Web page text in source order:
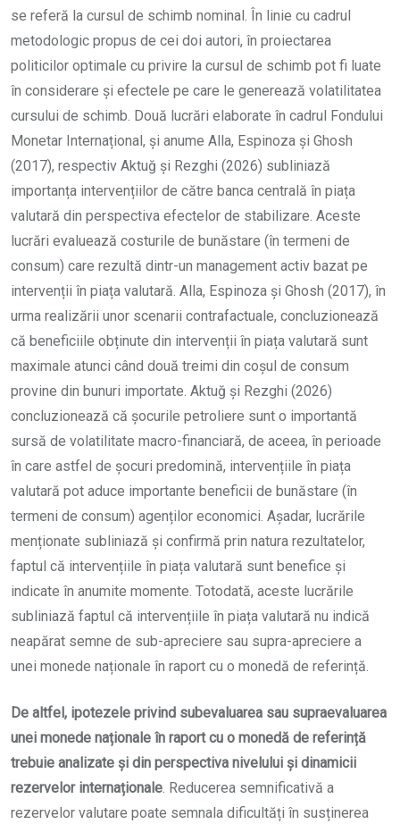
se referă la cursul de schimb nominal. În linie cu cadrul
metodologic propus de cei doi autori, în proiectarea
politicilor optimale cu privire la cursul de schimb pot fi luate
în considerare și efectele pe care le generează volatilitatea
cursului de schimb. Două lucrări elaborate în cadrul Fondului
Monetar Internațional, și anume Alla, Espinoza și Ghosh
(2017), respectiv Aktuğ și Rezghi (2026) subliniază
importanța intervențiilor de către banca centrală în piața
valutară din perspectiva efectelor de stabilizare. Aceste
lucrări evaluează costurile de bunăstare (în termeni de
consum) care rezultă dintr-un management activ bazat pe
intervenții în piața valutară. Alla, Espinoza și Ghosh (2017), în
urma realizării unor scenarii contrafactuale, concluzionează
că beneficiile obținute din intervenții în piața valutară sunt
maximale atunci când două treimi din coșul de consum
provine din bunuri importate. Aktuğ și Rezghi (2026)
concluzionează că șocurile petroliere sunt o importantă
sursă de volatilitate macro-financiară, de aceea, în perioade
în care astfel de șocuri predomină, intervențiile în piața
valutară pot aduce importante beneficii de bunăstare (în
termeni de consum) agenților economici. Așadar, lucrările
menționate subliniază și confirmă prin natura rezultatelor,
faptul că intervențiile în piața valutară sunt benefice și
indicate în anumite momente. Totodată, aceste lucrările
subliniază faptul că intervențiile în piața valutară nu indică
neapărat semne de sub-apreciere sau supra-apreciere a
unei monede naționale în raport cu o monedă de referință.
De altfel, ipotezele privind subevaluarea sau supraevaluarea
unei monede naționale în raport cu o monedă de referință
trebuie analizate și din perspectiva nivelului și dinamicii
rezervelor internaționale. Reducerea semnificativă a
rezervelor valutare poate semnala dificultăți în susținerea